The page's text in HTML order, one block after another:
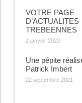
VOTRE PAGE
D’ACTUALITES
TREBEENNES
2 janvier 2023
Une pépite
Patrick Imbert
22 septembre 2021